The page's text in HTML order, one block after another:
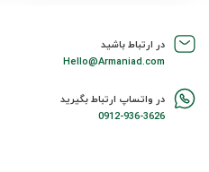
در ارتباط باشید
Hello@Armaniad.com
در واتساپ ارتباط بگیرید
0912-936-3626